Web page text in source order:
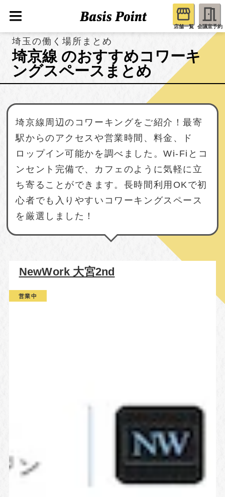
店舗一覧 会議室予約
埼玉の働く場所まとめ
埼京線 のおすすめコワーキ
ングスペースまとめ
埼京線周辺のコワーキングをご紹介！最寄
駅からのアクセスや営業時間、料金、ド
ロップイン可能かを調べました。Wi-Fiとコ
ンセント完備で、カフェのように気軽に立
ち寄ることができます。長時間利用OKで初
心者でも入りやすいコワーキングスペース
を厳選しました！
NewWork 大宮2nd
営業中